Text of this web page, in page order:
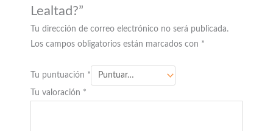
Lealtad?”
Tu dirección de correo electrónico no será publicada.
Los campos obligatorios están marcados con *
Tu puntuación *
Tu valoración *